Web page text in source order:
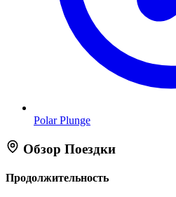
Polar Plunge
Обзор Поездки
Продолжительность